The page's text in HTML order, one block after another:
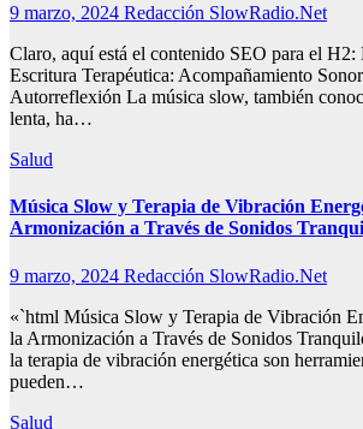
9 marzo, 2024 Redacción SlowRadio.Net
Claro, aquí está el contenido SEO para el
Escritura Terapéutica: Acompañamiento
Autorreflexión La música slow, también
lenta, ha…
Salud
Música Slow y Terapia de Vibración
Armonización a Través de Sonidos
9 marzo, 2024 Redacción SlowRadio.Net
«`html Música Slow y Terapia de Vibración
la Armonización a Través de Sonidos
la terapia de vibración energética son
pueden…
Salud